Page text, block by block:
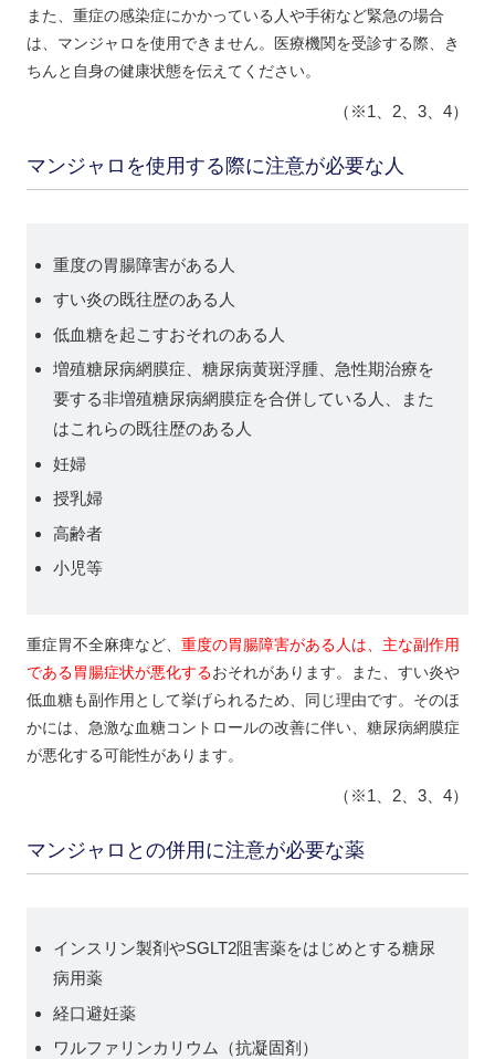
また、重症の感染症にかかっている人や手術など緊急の場合
は、マンジャロを使用できません。医療機関を受診する際、き
ちんと自身の健康状態を伝えてください。
（※1、2、3、4）
マンジャロを使用する際に注意が必要な人
重度の胃腸障害がある人
すい炎の既往歴のある人
低血糖を起こすおそれのある人
増殖糖尿病網膜症、糖尿病黄斑浮腫、急性期治療を
要する非増殖糖尿病網膜症を合併している人、また
はこれらの既往歴のある人
妊婦
授乳婦
高齢者
小児等
重症胃不全麻痺など、 重度の胃腸障害がある人は、主な副作用
である胃腸症状が悪化するおそれがあります。また、すい炎や
低血糖も副作用として挙げられるため、同じ理由です。そのほ
かには、急激な血糖コントロールの改善に伴い、糖尿病網膜症
が悪化する可能性があります。
（※1、2、3、4）
マンジャロとの併用に注意が必要な薬
インスリン製剤やSGLT2阻害薬をはじめとする糖尿
病用薬
経口避妊薬
ワルファリンカリウム（抗凝固剤）